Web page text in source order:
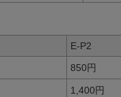
E-P2
850円
1,400円